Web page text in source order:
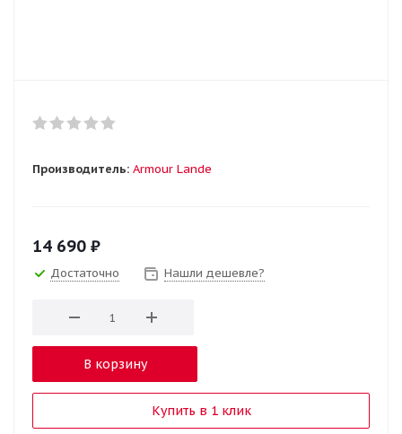
Производитель: Armour Lande
14 690 ₽
Достаточно Нашли дешевле?
В корзину
Купить в 1 клик